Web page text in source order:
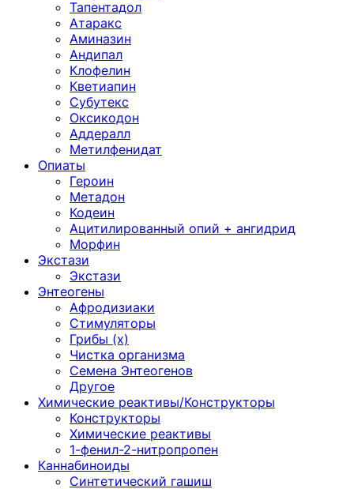
Тапентадол
Атаракс
Аминазин
Андипал
Клофелин
Кветиапин
Субутекс
Оксикодон
Аддералл
Метилфенидат
Опиаты
Героин
Метадон
Кодеин
Ацитилированный опий + ангидрид
Морфин
Экстази
Экстази
Энтеогены
Афродизиаки
Стимуляторы
Грибы (х)
Чистка организма
Семена Энтеогенов
Другое
Химические реактивы/Конструкторы
Конструкторы
Химические реактивы
1-фенил-2-нитропропен
Каннабиноиды
Синтетический гашиш